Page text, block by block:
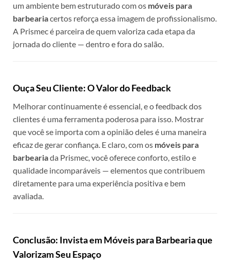
um ambiente bem estruturado com os móveis para
barbeariacertos reforça essa imagem de profissionalismo.
A Prismec é parceira de quem valoriza cada etapa da
jornada do cliente — dentro e fora do salão.
Ouça Seu Cliente: O Valor do Feedback
Melhorar continuamente é essencial, e o feedback dos
clientes é uma ferramenta poderosa para isso. Mostrar
que você se importa com a opinião deles é uma maneira
eficaz de gerar confiança. E claro, com os móveis para
barbeariada Prismec, você oferece conforto, estilo e
qualidade incomparáveis — elementos que contribuem
diretamente para uma experiência positiva e bem
avaliada.
Conclusão: Invista em Móveis para Barbearia que
Valorizam Seu Espaço